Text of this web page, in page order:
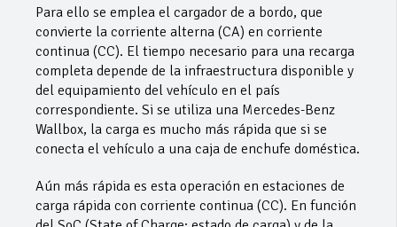
Para ello se emplea el cargador de a bordo, que
convierte la corriente alterna (CA) en corriente
continua (CC). El tiempo necesario para una recarga
completa depende de la infraestructura disponible y
del equipamiento del vehículo en el país
correspondiente. Si se utiliza una Mercedes-Benz
Wallbox, la carga es mucho más rápida que si se
conecta el vehículo a una caja de enchufe doméstica.
Aún más rápida es esta operación en estaciones de
carga rápida con corriente continua (CC). En función